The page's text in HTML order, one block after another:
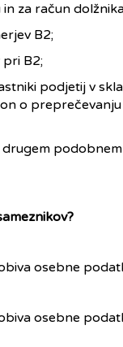
za račun
B2;
B2;
podjetij v
o
osebne
osebne